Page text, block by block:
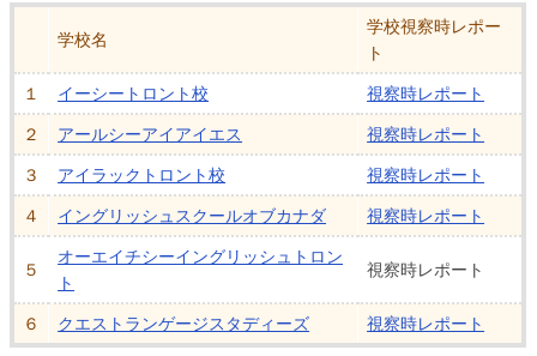
学校名
学校視察時レポー
ト
１ イーシートロント校 視察時レポート
２ アールシーアイアイエス 視察時レポート
３ アイラックトロント校 視察時レポート
４ イングリッシュスクールオブカナダ 視察時レポート
５
オーエイチシーイングリッシュトロン
ト
視察時レポート
６ クエストランゲージスタディーズ 視察時レポート